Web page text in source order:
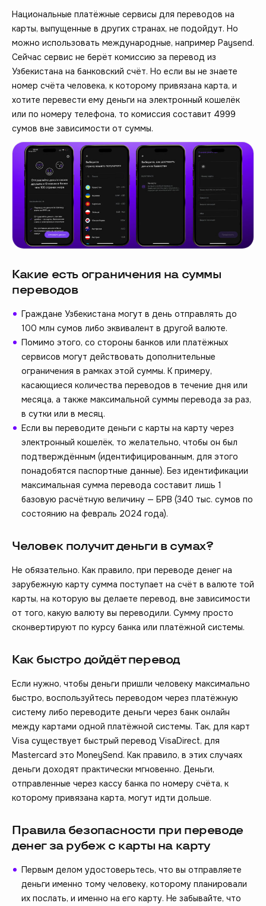
Национальные платёжные сервисы для переводов на
карты, выпущенные в других странах, не подойдут. Но
можно использовать международные, например Paysend.
Сейчас сервис не берёт комиссию за перевод из
Узбекистана на банковский счёт. Но если вы не знаете
номер счёта человека, к которому привязана карта, и
хотите перевести ему деньги на электронный кошелёк
или по номеру телефона, то комиссия составит 4999
сумов вне зависимости от суммы.
Какие есть ограничения на суммы
переводов
Граждане Узбекистана могут в день отправлять до
100 млн сумов либо эквивалент в другой валюте.
Помимо этого, со стороны банков или платёжных
сервисов могут действовать дополнительные
ограничения в рамках этой суммы. К примеру,
касающиеся количества переводов в течение дня или
месяца, а также максимальной суммы перевода за раз,
в сутки или в месяц.
Если вы переводите деньги с карты на карту через
электронный кошелёк, то желательно, чтобы он был
подтверждённым (идентифицированным, для этого
понадобятся паспортные данные). Без идентификации
максимальная сумма перевода составит лишь 1
базовую расчётную величину — БРВ (340 тыс. сумов по
состоянию на февраль 2024 года).
Человек получит деньги в сумах?
Не обязательно. Как правило, при переводе денег на
зарубежную карту сумма поступает на счёт в валюте той
карты, на которую вы делаете перевод, вне зависимости
от того, какую валюту вы переводили. Сумму просто
сконвертируют по курсу банка или платёжной системы.
Как быстро дойдёт перевод
Если нужно, чтобы деньги пришли человеку максимально
быстро, воспользуйтесь переводом через платёжную
систему либо переводите деньги через банк онлайн
между картами одной платёжной системы. Так, для карт
Visa существует быстрый перевод VisaDirect, для
Mastercard это MoneySend. Как правило, в этих случаях
деньги доходят практически мгновенно. Деньги,
отправленные через кассу банка по номеру счёта, к
которому привязана карта, могут идти дольше.
Правила безопасности при переводе
денег за рубеж с карты на карту
Первым делом удостоверьтесь, что вы отправляете
деньги именно тому человеку, которому планировали
их послать, и именно на его карту. Не забывайте, что